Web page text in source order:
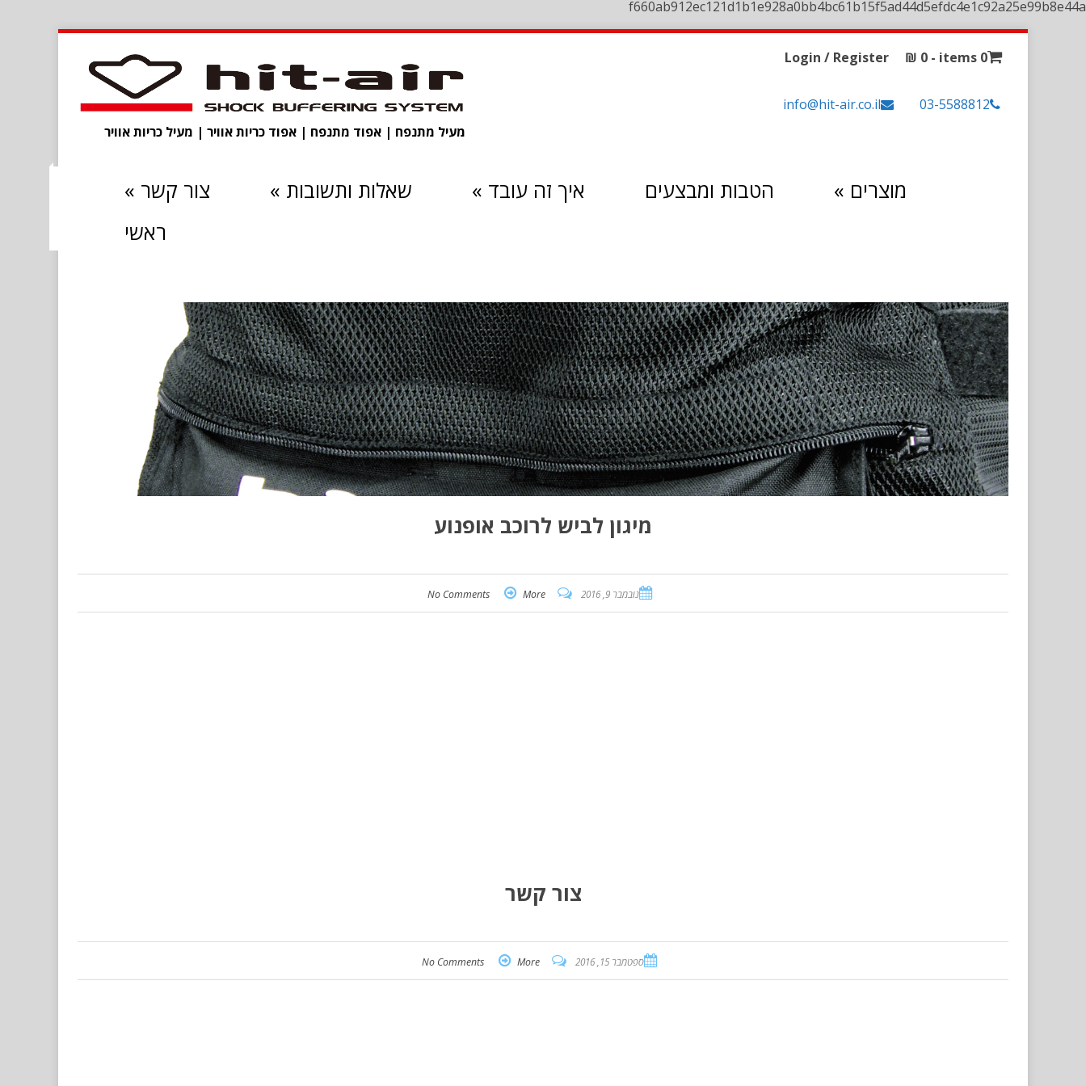
f660ab912ec121d1b1e928a0bb4bc61b15f5ad44d5efdc4e1c92a25e99b8e44a
מעיל מתנפח | אפוד מתנפח | אפוד כריות אוויר | מעיל כריות אוויר
0 items -
₪ 0
Login / Register
03-5588812
info@hit-air.co.il
צור קשר » שאלות ותשובות » איך זה עובד » הטבות ומבצעים מוצרים »
ראשי
מיגון לביש לרוכב אופנוע
נובמבר 9, 2016 No Comments More
צור קשר
ספטמבר 15, 2016 No Comments More